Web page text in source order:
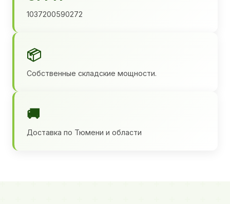
1037200590272
📦
Собственные складские мощности.
🚚
Доставка по Тюмени и области